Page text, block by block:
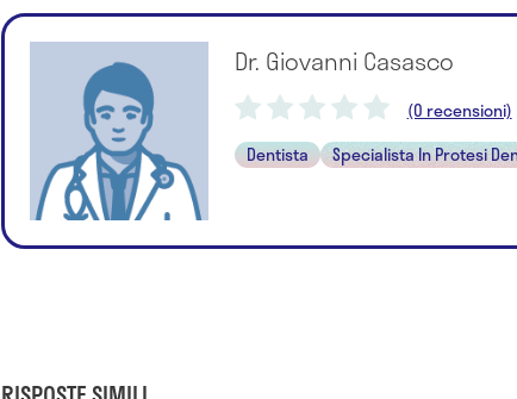
Dr. Giovanni Casasco
(0 recensioni)
Dentista
Specialista In Protesi